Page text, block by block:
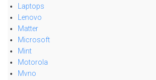
Laptops
Lenovo
Matter
Microsoft
Mint
Motorola
Mvno